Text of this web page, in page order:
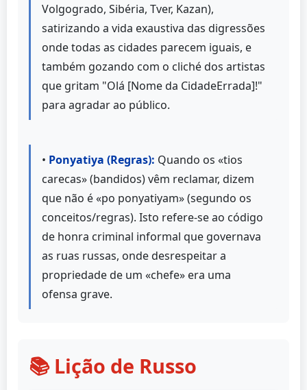
Volgogrado, Sibéria, Tver, Kazan),
satirizando a vida exaustiva das digressões
onde todas as cidades parecem iguais, e
também gozando com o cliché dos artistas
que gritam "Olá [Nome da CidadeErrada]!"
para agradar ao público.
• Ponyatiya (Regras): Quando os «tios
carecas» (bandidos) vêm reclamar, dizem
que não é «po ponyatiyam» (segundo os
conceitos/regras). Isto refere-se ao código
de honra criminal informal que governava
as ruas russas, onde desrespeitar a
propriedade de um «chefe» era uma
ofensa grave.
📚 Lição de Russo